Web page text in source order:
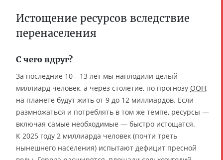
Истощение ресурсов вследствие
перенаселения
С чего вдруг?
За последние 10—13 лет мы наплодили целый
миллиард человек, а через столетие, по прогнозу ООН,
на планете будут жить от 9 до 12 миллиардов. Если
размножаться и потреблять в том же темпе, ресурсы —
включая самые необходимые — быстро истощатся.
К 2025 году 2 миллиарда человек (почти треть
нынешнего населения) испытают дефицит пресной